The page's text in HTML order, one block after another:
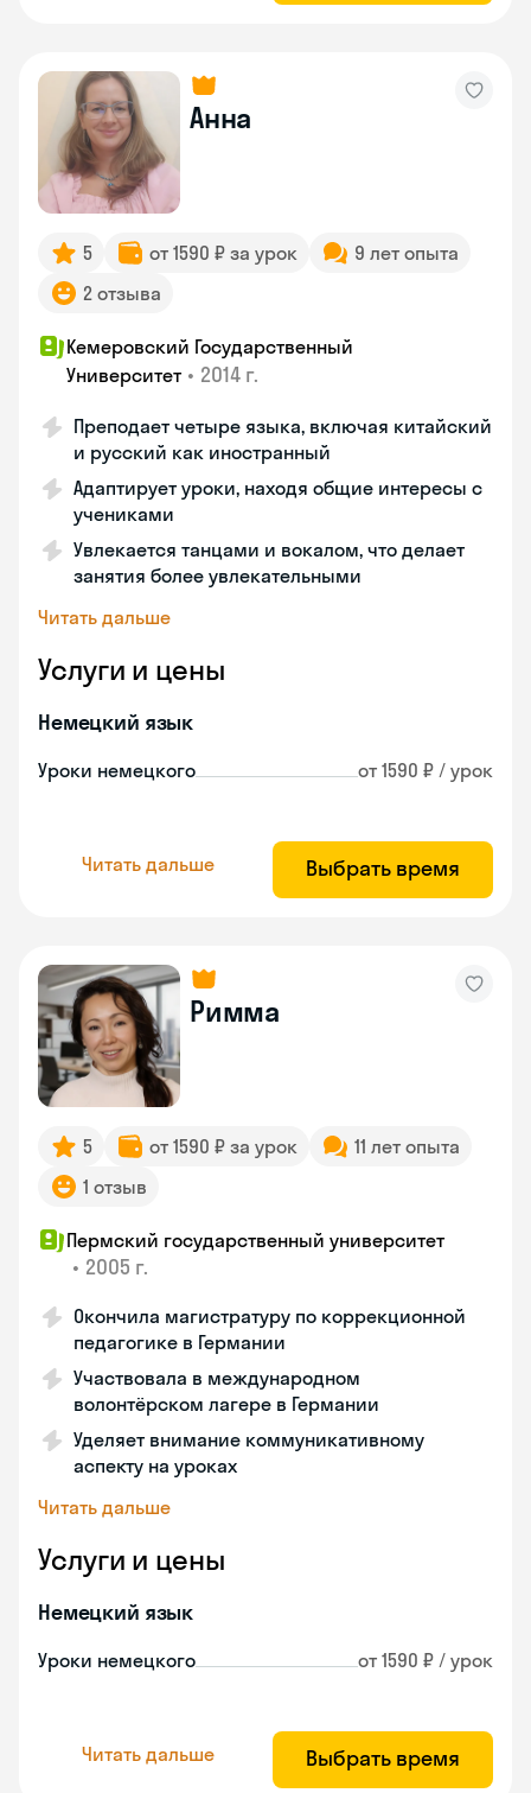
Анна
5 от 1590 ₽ за урок
9 лет опыта
2 отзыва
Кемеровский Государственный
Университет • 2014 г.
Преподает четыре языка, включая китайский
и русский как иностранный
Адаптирует уроки, находя общие интересы с
учениками
Увлекается танцами и вокалом, что делает
занятия более увлекательными
Читать дальше
Услуги и цены
Немецкий язык
Уроки немецкого от 1590 ₽ / урок
Читать дальше Выбрать время
Римма
5 от 1590 ₽ за урок
11 лет опыта
1 отзыв
Пермский государственный университет
• 2005 г.
Окончила магистратуру по коррекционной
педагогике в Германии
Участвовала в международном
волонтёрском лагере в Германии
Уделяет внимание коммуникативному
аспекту на уроках
Читать дальше
Услуги и цены
Немецкий язык
Уроки немецкого от 1590 ₽ / урок
Читать дальше Выбрать время